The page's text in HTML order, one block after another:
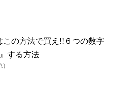
この方法で買え!!６つの数字
する方法